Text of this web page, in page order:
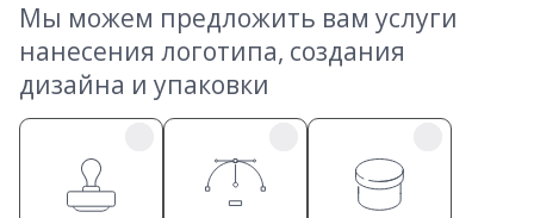
Мы можем предложить вам услуги
нанесения логотипа, создания
дизайна и упаковки